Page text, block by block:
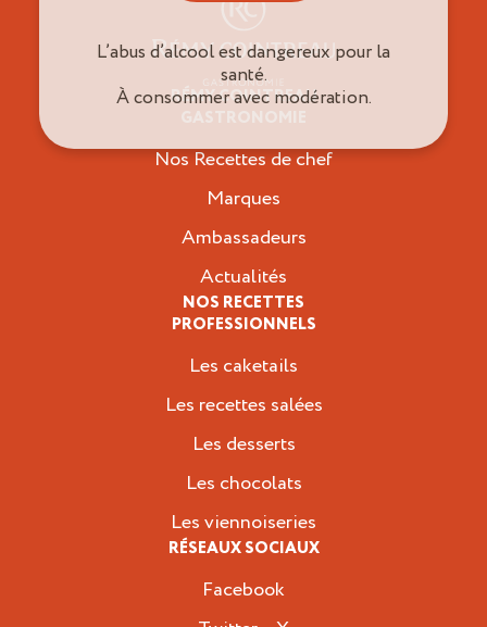
RÉMY COINTREAU
Nos Recettes de chef
Marques
Ambassadeurs
Actualités
NOS RECETTES
PROFESSIONNELS
Les caketails
Les recettes salées
Les desserts
Les chocolats
Les viennoiseries
RÉSEAUX SOCIAUX
Facebook
Professionnels
L’abus d’alcool est dangereux pour la
santé.
À consommer avec modération.